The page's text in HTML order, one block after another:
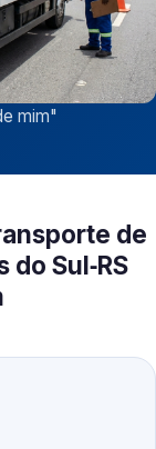
mim"
de
Sul‑RS